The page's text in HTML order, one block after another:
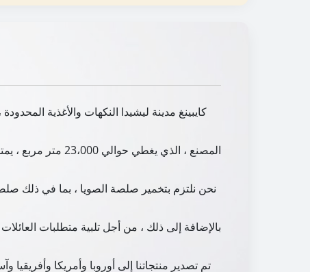
كايبينغ مدينة ليشيدا النكهات والأغذية
المصنع ، الذي
نحن نلتزم بتخمير صلصة الصويا ، بما في ذلك
بالإضافة إلى ذلك ، من أجل تلبية متطلبات
تم تصدير منتجاتنا إلى أوروبا وأمريكا